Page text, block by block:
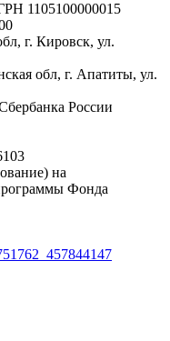
1105100000015
г. Кировск, ул.
обл, г. Апатиты, ул.
России
на
Фонда